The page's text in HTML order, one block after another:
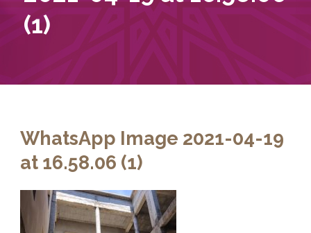
(1)
WhatsApp Image 2021-04-19
at 16.58.06 (1)